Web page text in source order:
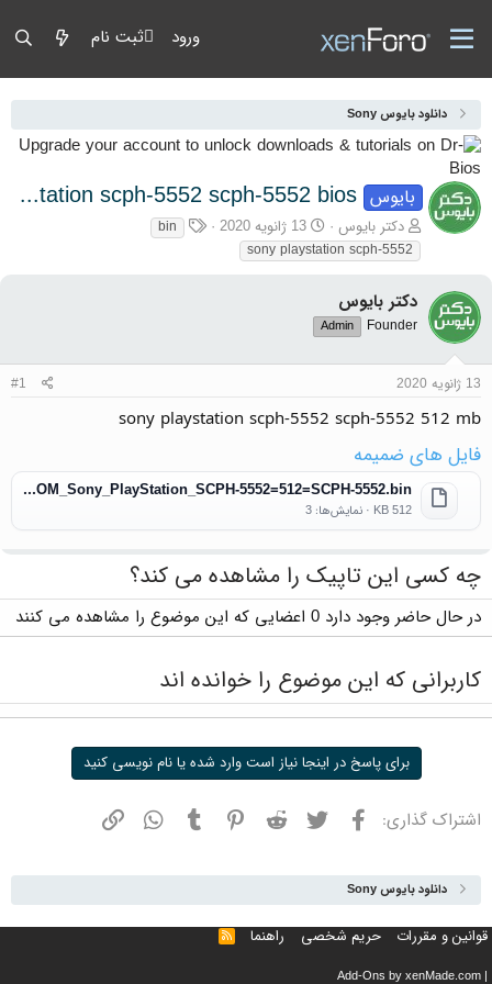
ورود ثبت نام
دانلود بایوس Sony
بایوس sony playstation scph-5552 scph-5552 bios
آغازگر گفتمان
دکتر بایوس تاریخ شروع
13 ژانویه 2020 برچسب‌ها
bin
sony playstation scph-5552
دکتر بایوس
Founder
Admin
13 ژانویه 2020 #1
sony playstation scph-5552 scph-5552 512 mb
فایل های ضمیمه
DR-BIOS.COM_Sony_PlayStation_SCPH-5552=512=SCPH-5552.bin
512 KB · نمایش‌ها: 3
چه کسی این تاپیک را مشاهده می کند؟
در حال حاضر وجود دارد 0 اعضایی که این موضوع را مشاهده می کنند
کاربرانی که این موضوع را خوانده اند
برای پاسخ در اینجا نیاز است وارد شده یا نام نویسی کنید
اشتراک گذاری: فیسبوک توییتر ردیت پینترستتامبلر واتسپ
دانلود بایوس Sony
قوانین و مقررات حریم شخصی راهنما خوراک
|
Add-Ons by xenMade.com